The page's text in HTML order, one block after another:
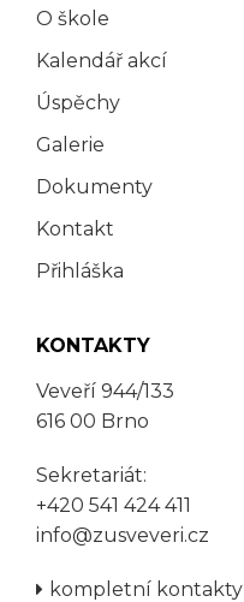
O škole
Kalendář akcí
Úspěchy
Galerie
Dokumenty
Kontakt
Přihláška
KONTAKTY
Veveří 944/133
616 00 Brno
Sekretariát:
+420 541 424 411
info@zusveveri.cz
kompletní kontakty